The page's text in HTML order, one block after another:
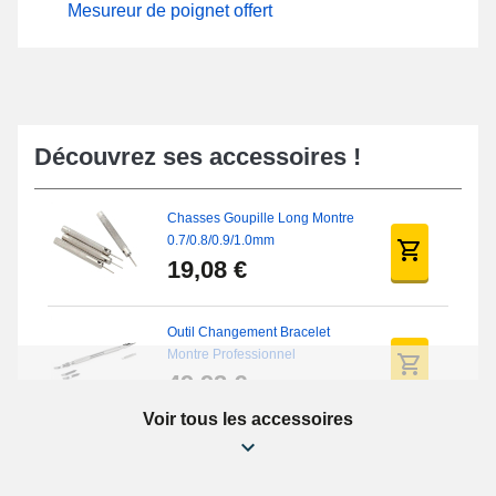
Mesureur de poignet offert
Découvrez ses accessoires !
Chasses Goupille Long Montre
0.7/0.8/0.9/1.0mm
19,08 €
Outil Changement Bracelet
Montre Professionnel
49,92 €
Kit pour Raccourcir Bracelet
Voir tous les accessoires